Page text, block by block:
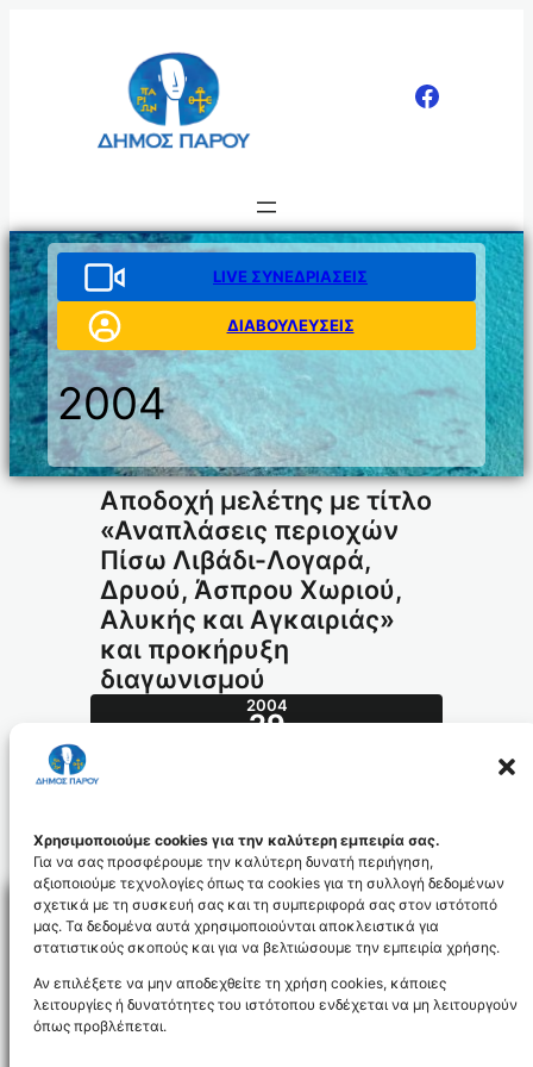
Χρησιμοποιούμε cookies για την καλύτερη εμπειρία σας.
Για να σας προσφέρουμε την καλύτερη δυνατή περιήγηση,
αξιοποιούμε τεχνολογίες όπως τα cookies για τη συλλογή δεδομένων
σχετικά με τη συσκευή σας και τη συμπεριφορά σας στον ιστότοπό
μας. Τα δεδομένα αυτά χρησιμοποιούνται αποκλειστικά για
στατιστικούς σκοπούς και για να βελτιώσουμε την εμπειρία χρήσης.
Αν επιλέξετε να μην αποδεχθείτε τη χρήση cookies, κάποιες
λειτουργίες ή δυνατότητες του ιστότοπου ενδέχεται να μη λειτουργούν
όπως προβλέπεται.
LIVE ΣΥΝΕΔΡΙΑΣΕΙΣ
ΔΙΑΒΟΥΛΕΥΣΕΙΣ
2004
Αποδοχή μελέτης με τίτλο
«Αναπλάσεις περιοχών
Πίσω Λιβάδι-Λογαρά,
Δρυού, Άσπρου Χωριού,
Αλυκής και Αγκαιριάς»
και προκήρυξη
διαγωνισμού
2004
29
547.2004_id382